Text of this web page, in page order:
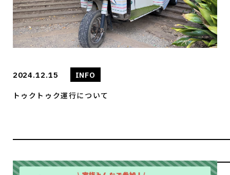
2024.12.15 INFO
トゥクトゥク運行について